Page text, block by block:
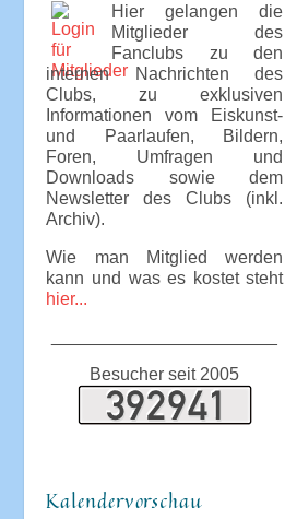
Hier gelangen die
Mitglieder des
Fanclubs zu den
internen Nachrichten des
Clubs, zu exklusiven
Informationen vom Eiskunst-
und Paarlaufen, Bildern,
Foren, Umfragen und
Downloads sowie dem
Newsletter des Clubs (inkl.
Archiv).
Wie man Mitglied werden
kann und was es kostet steht
hier...
Besucher seit 2005
Kalendervorschau